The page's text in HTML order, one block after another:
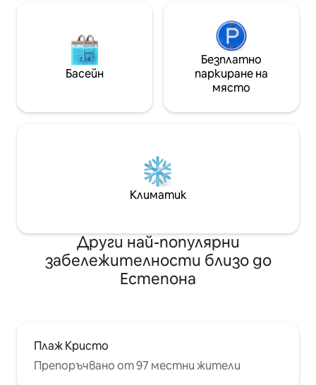
Басейн
Безплатно
паркиране на
място
Климатик
Други най-популярни
забележителности близо до
Естепона
Плаж Кристо
Препоръчвано от 97 местни жители